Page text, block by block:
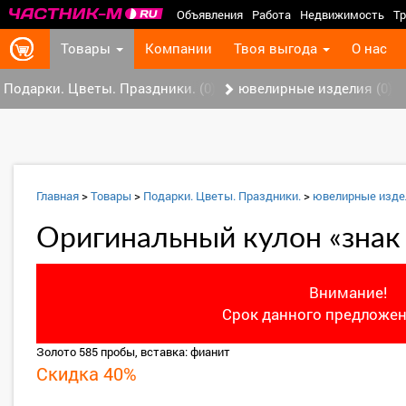
Объявления Работа Недвижимость
Товары Компании Твоя выгода О нас
Подарки. Цветы. Праздники. (0) ювелирные изделия (0)
Главная>Товары > Подарки. Цветы. Праздники.> ювелирные
Оригинальный кулон
Внимание!
Срок данного
Золото 585 пробы, вставка: фианит
Скидка 40%